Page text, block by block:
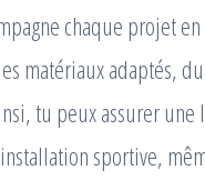
chaque projet en
matériaux adaptés,
tu peux assurer une
sportive,